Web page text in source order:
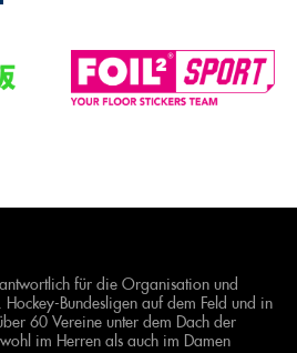
für die Organisation und
Bundesligen auf dem Feld und in
60 Vereine unter dem Dach der
im Herren als auch im Damen